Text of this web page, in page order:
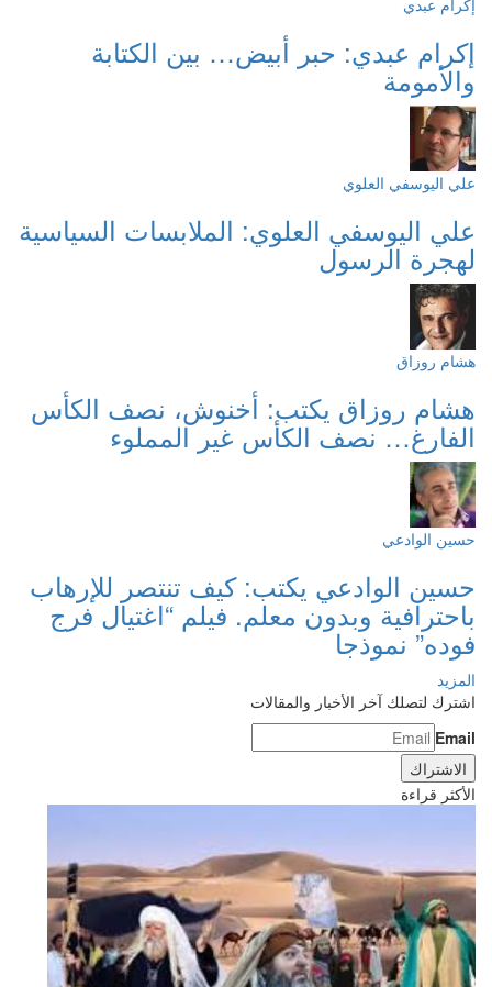
إكرام عبدي
إكرام عبدي: حبر أبيض… بين الكتابة
والأمومة
علي اليوسفي العلوي
علي اليوسفي العلوي: الملابسات السياسية
لهجرة الرسول
هشام روزاق
هشام روزاق يكتب: أخنوش، نصف الكأس
الفارغ… نصف الكأس غير المملوء
حسين الوادعي
حسين الوادعي يكتب: كيف تنتصر للإرهاب
باحترافية وبدون معلم. فيلم “اغتيال فرج
فوده” نموذجا
المزيد
اشترك لتصلك آخر الأخبار والمقالات
Email
الأكثر قراءة